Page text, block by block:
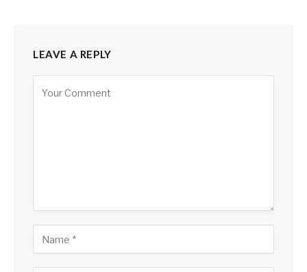
LEAVE A REPLY